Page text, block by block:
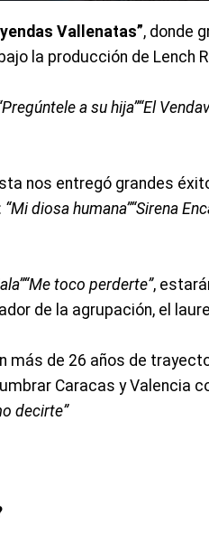
Vallenatas”, donde
la producción de Lench
a su hija”“El
nos entregó grandes
“Mi diosa humana”“Sirena
“Me toco perderte”,
de la agrupación, el
más de 26 años de
Caracas y Valencia
decirte”